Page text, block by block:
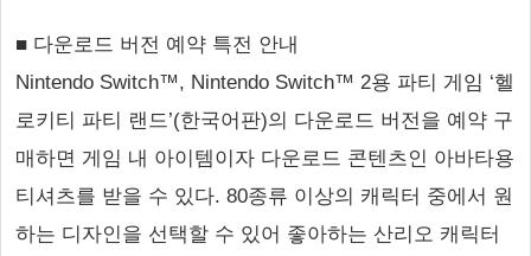
■ 다운로드 버전 예약 특전 안내
Nintendo Switch™, Nintendo Switch™ 2용 파티 게임 ‘헬
로키티 파티 랜드’(한국어판)의 다운로드 버전을 예약 구
매하면 게임 내 아이템이자 다운로드 콘텐츠인 아바타용
티셔츠를 받을 수 있다. 80종류 이상의 캐릭터 중에서 원
하는 디자인을 선택할 수 있어 좋아하는 산리오 캐릭터